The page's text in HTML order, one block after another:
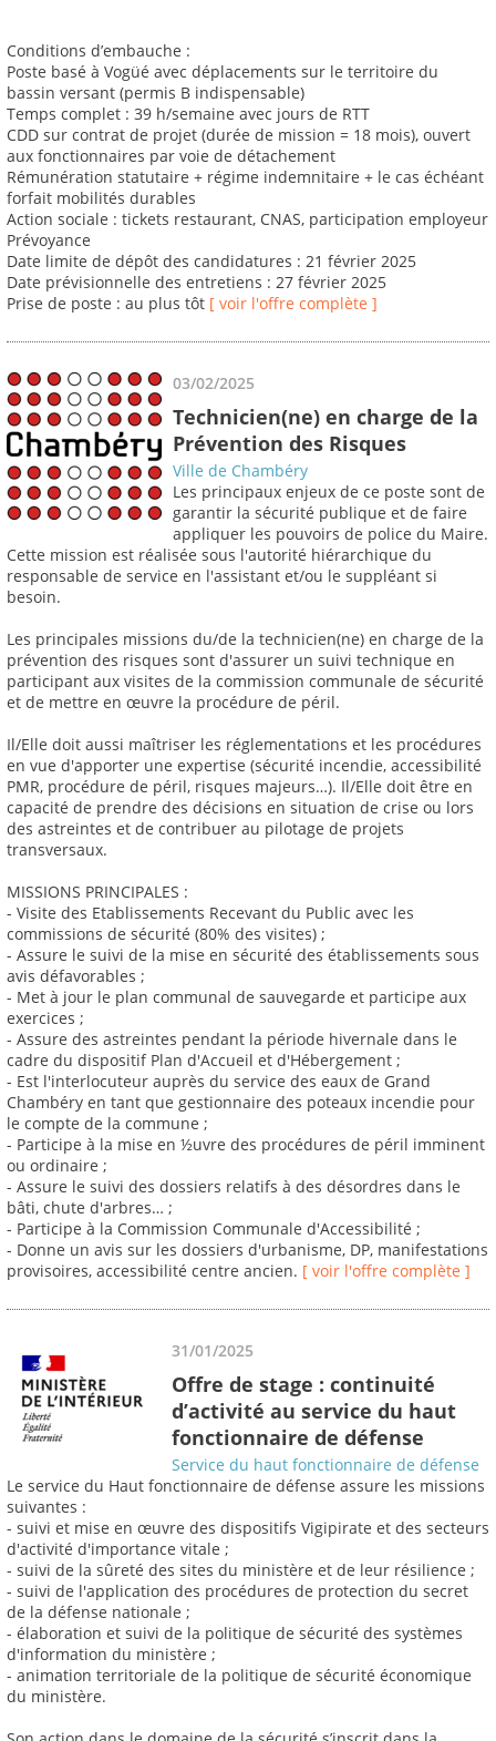
Conditions d’embauche :
Poste basé à Vogüé avec déplacements sur le territoire du
bassin versant (permis B indispensable)
Temps complet : 39 h/semaine avec jours de RTT
CDD sur contrat de projet (durée de mission = 18 mois), ouvert
aux fonctionnaires par voie de détachement
Rémunération statutaire + régime indemnitaire + le cas échéant
forfait mobilités durables
Action sociale : tickets restaurant, CNAS, participation employeur
Prévoyance
Date limite de dépôt des candidatures : 21 février 2025
Date prévisionnelle des entretiens : 27 février 2025
Prise de poste : au plus tôt [ voir l'offre complète ]
03/02/2025
Technicien(ne) en charge de la
Prévention des Risques
Ville de Chambéry
Les principaux enjeux de ce poste sont de
garantir la sécurité publique et de faire
appliquer les pouvoirs de police du Maire.
Cette mission est réalisée sous l'autorité hiérarchique du
responsable de service en l'assistant et/ou le suppléant si
besoin.
Les principales missions du/de la technicien(ne) en charge de la
prévention des risques sont d'assurer un suivi technique en
participant aux visites de la commission communale de sécurité
et de mettre en œuvre la procédure de péril.
Il/Elle doit aussi maîtriser les réglementations et les procédures
en vue d'apporter une expertise (sécurité incendie, accessibilité
PMR, procédure de péril, risques majeurs…). Il/Elle doit être en
capacité de prendre des décisions en situation de crise ou lors
des astreintes et de contribuer au pilotage de projets
transversaux.
MISSIONS PRINCIPALES :
- Visite des Etablissements Recevant du Public avec les
commissions de sécurité (80% des visites) ;
- Assure le suivi de la mise en sécurité des établissements sous
avis défavorables ;
- Met à jour le plan communal de sauvegarde et participe aux
exercices ;
- Assure des astreintes pendant la période hivernale dans le
cadre du dispositif Plan d'Accueil et d'Hébergement ;
- Est l'interlocuteur auprès du service des eaux de Grand
Chambéry en tant que gestionnaire des poteaux incendie pour
le compte de la commune ;
- Participe à la mise en ½uvre des procédures de péril imminent
ou ordinaire ;
- Assure le suivi des dossiers relatifs à des désordres dans le
bâti, chute d'arbres… ;
- Participe à la Commission Communale d'Accessibilité ;
- Donne un avis sur les dossiers d'urbanisme, DP, manifestations
provisoires, accessibilité centre ancien. [ voir l'offre complète ]
31/01/2025
Offre de stage : continuité
d’activité au service du haut
fonctionnaire de défense
Service du haut fonctionnaire de défense
Le service du Haut fonctionnaire de défense assure les missions
suivantes :
- suivi et mise en œuvre des dispositifs Vigipirate et des secteurs
d'activité d'importance vitale ;
- suivi de la sûreté des sites du ministère et de leur résilience ;
- suivi de l'application des procédures de protection du secret
de la défense nationale ;
- élaboration et suivi de la politique de sécurité des systèmes
d'information du ministère ;
- animation territoriale de la politique de sécurité économique
du ministère.